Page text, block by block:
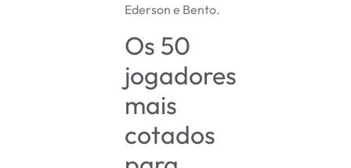
Ederson e Bento.
Os 50
jogadores
mais
cotados